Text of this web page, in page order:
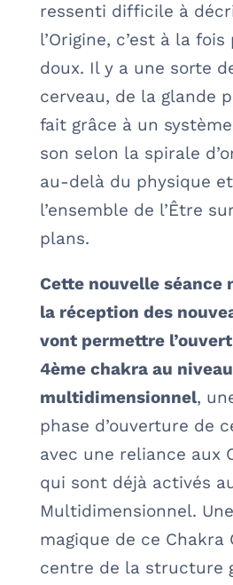
ressenti difficile à
l’Origine, c’est à la
doux. Il y a une sorte
cerveau, de la glande
fait grâce à un
son selon la spirale
au-delà du physique
l’ensemble de l’Être
plans.
Cette nouvelle séance
la réception des
vont permettre
4ème chakra au niveau
multidimensionnel,
phase d’ouverture de
avec une reliance aux
qui sont déjà activés
Multidimensionnel.
magique de ce Chakra
centre de la structure